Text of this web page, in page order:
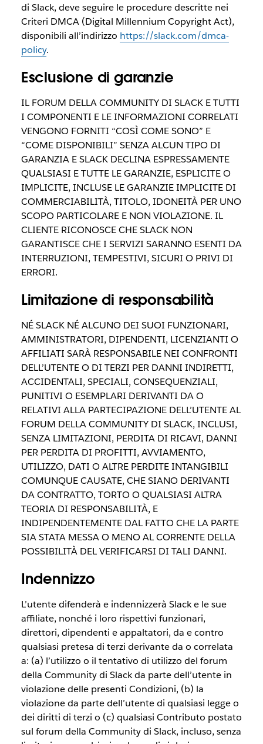
di Slack, deve seguire le procedure descritte nei
Criteri DMCA (Digital Millennium Copyright Act),
disponibili all’indirizzo https://slack.com/dmca-
policy.
Esclusione di garanzie
IL FORUM DELLA COMMUNITY DI SLACK E TUTTI
I COMPONENTI E LE INFORMAZIONI CORRELATI
VENGONO FORNITI “COSÌ COME SONO” E
“COME DISPONIBILI” SENZA ALCUN TIPO DI
GARANZIA E SLACK DECLINA ESPRESSAMENTE
QUALSIASI E TUTTE LE GARANZIE, ESPLICITE O
IMPLICITE, INCLUSE LE GARANZIE IMPLICITE DI
COMMERCIABILITÀ, TITOLO, IDONEITÀ PER UNO
SCOPO PARTICOLARE E NON VIOLAZIONE. IL
CLIENTE RICONOSCE CHE SLACK NON
GARANTISCE CHE I SERVIZI SARANNO ESENTI DA
INTERRUZIONI, TEMPESTIVI, SICURI O PRIVI DI
ERRORI.
Limitazione di responsabilità
NÉ SLACK NÉ ALCUNO DEI SUOI ​FUNZIONARI,
AMMINISTRATORI, DIPENDENTI, LICENZIANTI O
AFFILIATI SARÀ RESPONSABILE NEI CONFRONTI
DELL’UTENTE O DI TERZI PER DANNI INDIRETTI,
ACCIDENTALI, SPECIALI, CONSEQUENZIALI,
PUNITIVI O ESEMPLARI DERIVANTI DA O
RELATIVI ALLA PARTECIPAZIONE DELL’UTENTE AL
FORUM DELLA COMMUNITY DI SLACK, INCLUSI,
SENZA LIMITAZIONI, PERDITA DI RICAVI, DANNI
PER PERDITA DI PROFITTI, AVVIAMENTO,
UTILIZZO, DATI O ALTRE PERDITE INTANGIBILI
COMUNQUE CAUSATE, CHE SIANO DERIVANTI
DA CONTRATTO, TORTO O QUALSIASI ALTRA
TEORIA DI RESPONSABILITÀ, E
INDIPENDENTEMENTE DAL FATTO CHE LA PARTE
SIA STATA MESSA O MENO AL CORRENTE DELLA
POSSIBILITÀ DEL VERIFICARSI DI TALI DANNI.
Indennizzo
L’utente difenderà e indennizzerà Slack e le sue
affiliate, nonché i loro rispettivi funzionari,
direttori, dipendenti e appaltatori, da e contro
qualsiasi pretesa di terzi derivante da o correlata
a: (a) l’utilizzo o il tentativo di utilizzo del forum
della Community di Slack da parte dell’utente in
violazione delle presenti Condizioni, (b) la
violazione da parte dell’utente di qualsiasi legge o
dei diritti di terzi o (c) qualsiasi Contributo postato
sul forum della Community di Slack, incluso, senza